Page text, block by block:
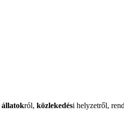
állatokról, közlekedési helyzetről,